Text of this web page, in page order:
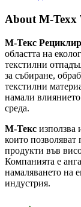
About M-Texx
М-Текс
областта на
текстилни
за събиране,
текстилни
намали
среда.
М-Текс използва
които позволяват
продукти във
Компанията е
намаляването на
индустрия.